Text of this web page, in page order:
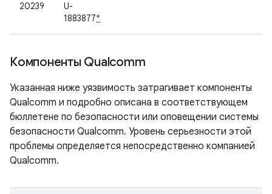
20239
U-
1883877*
Компоненты Qualcomm
Указанная ниже уязвимость затрагивает компоненты
Qualcomm и подробно описана в соответствующем
бюллетене по безопасности или оповещении системы
безопасности Qualcomm. Уровень серьезности этой
проблемы определяется непосредственно компанией
Qualcomm.